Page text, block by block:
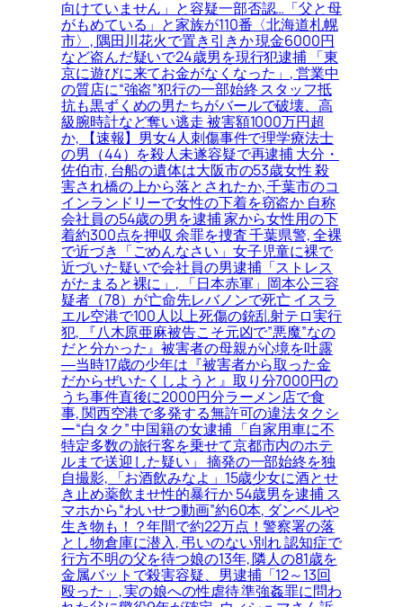
向けていません」と容疑一部否認…「父と母
がもめている」と家族が110番〈北海道札幌
市〉, 隅田川花火で置き引きか 現金6000円
など盗んだ疑いで24歳男を現行犯逮捕 「東
京に遊びに来てお金がなくなった」, 営業中
の質店に“強盗”犯行の一部始終 スタッフ抵
抗も黒ずくめの男たちがバールで破壊、高
級腕時計など奪い逃走 被害額1000万円超
か, 【速報】男女4人刺傷事件で理学療法士
の男（44）を殺人未遂容疑で再逮捕 大分・
佐伯市, 台船の遺体は大阪市の53歳女性 殺
害され橋の上から落とされたか, 千葉市のコ
インランドリーで女性の下着を窃盗か 自称
会社員の54歳の男を逮捕 家から女性用の下
着約300点を押収 余罪を捜査 千葉県警, 全裸
で近づき「ごめんなさい」女子児童に裸で
近づいた疑いで会社員の男逮捕「ストレス
がたまると裸に」, 「日本赤軍」岡本公三容
疑者（78）が亡命先レバノンで死亡 イスラ
エル空港で100人以上死傷の銃乱射テロ実行
犯, 『八木原亜麻被告こそ元凶で”悪魔”なの
だと分かった』被害者の母親が心境を吐露
―当時17歳の少年は『被害者から取った金
だからぜいたくしようと』取り分7000円の
うち事件直後に2000円分ラーメン店で食
事, 関西空港で多発する無許可の違法タクシ
ー“白タク” 中国籍の女逮捕 「自家用車に不
特定多数の旅行客を乗せて京都市内のホテ
ルまで送迎した疑い」 摘発の一部始終を独
自撮影, 「お酒飲みなよ」15歳少女に酒とせ
き止め薬飲ませ性的暴行か 54歳男を逮捕 ス
マホから“わいせつ動画”約60本, ダンベルや
生き物も！？年間で約22万点！警察署の落
とし物倉庫に潜入, 弔いのない別れ 認知症で
行方不明の父を待つ娘の13年, 隣人の81歳を
金属バットで殺害容疑、男逮捕「12～13回
殴った」, 実の娘への性虐待 準強姦罪に問わ